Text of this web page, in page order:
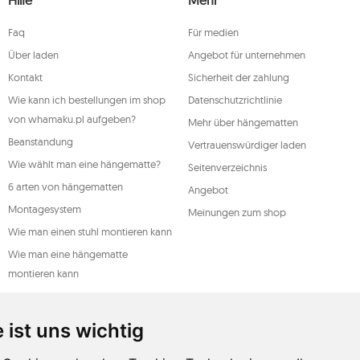
ist uns wichtig
wobei ein solcher Widerruf die
oder per Brief an die registrierte
Faq
Über laden
Kontakt
Wie kann ich bestellungen im shop
von whamaku.pl aufgeben?
Beanstandung
Wie wählt man eine hängematte?
6 arten von hängematten
Montagesystem
Wie man einen stuhl montieren kann
Wie man eine hängematte
montieren kann
Für medien
Angebot für unternehmen
Sicherheit der zahlung
Datenschutzrichtlinie
Mehr über hängematten
Vertrauenswürdiger laden
Seitenverzeichnis
Angebot
Meinungen zum shop